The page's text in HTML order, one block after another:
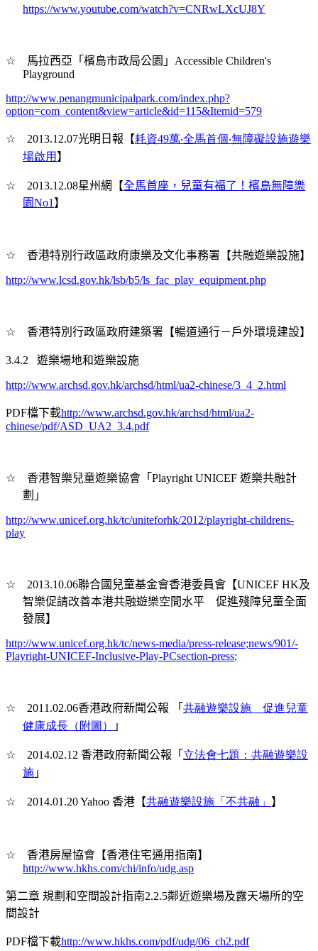
https://www.youtube.com/watch?v=CNRwLXcUJ8Y
☆
馬拉西亞「檳島市政局公園」Accessible Children's
Playground
http://www.penangmunicipalpark.com/index.php?
option=com_content&view=article&id=115&Itemid=579
☆ 2013.12.07光明日報【耗資49萬‧全馬首個‧無障礙設施遊樂
場啟用 】
☆ 2013.12.08星州網【全馬首座，兒童有福了！檳島無障樂
園No1 】
☆ 香港特別行政區政府康樂及文化事務署【共融遊樂設施】
http://www.lcsd.gov.hk/lsb/b5/ls_fac_play_equipment.php
☆ 香港特別行政區政府建築署【暢道通行－戶外環境建設】
3.4.2 遊樂場地和遊樂設施
http://www.archsd.gov.hk/archsd/html/ua2-chinese/3_4_2.html
PDF檔下載http://www.archsd.gov.hk/archsd/html/ua2-
chinese/pdf/ASD_UA2_3.4.pdf
☆
香港智樂兒童遊樂協會「Playright UNICEF 遊樂共融計
劃」
http://www.unicef.org.hk/tc/uniteforhk/2012/playright-childrens-
play
☆ 2013.10.06聯合國兒童基金會香港委員會【UNICEF HK及
智樂促請改善本港共融遊樂空間水平 促進殘障兒童全面
發展】
http://www.unicef.org.hk/tc/news-media/press-release;news/901/-
Playright-UNICEF-Inclusive-Play-PCsection-press;
☆ 2011.02.06香港政府新聞公報 「 共融遊樂設施 促進兒童
健康成長（附圖）
」
☆ 2014.02.12 香港政府新聞公報「 立法會七題：共融遊樂設
施 」
☆ 2014.01.20 Yahoo 香港【共融遊樂設施「不共融」 】
☆
香港房屋協會【香港住宅通用指南】
http://www.hkhs.com/chi/info/udg.asp
第二章 規劃和空間設計指南2.2.5鄰近遊樂場及露天場所的空
間設計
PDF檔下載http://www.hkhs.com/pdf/udg/06_ch2.pdf